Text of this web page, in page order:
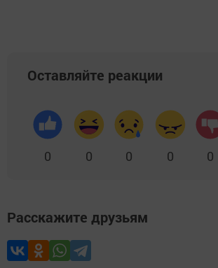
Оставляйте реакции
0 0 0 0 0
Расскажите друзьям